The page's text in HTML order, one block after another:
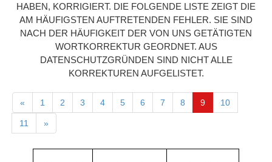
HABEN, KORRIGIERT. DIE FOLGENDE LISTE ZEIGT DIE
AM HÄUFIGSTEN AUFTRETENDEN FEHLER. SIE SIND
NACH DER HÄUFIGKEIT DER VON UNS GETÄTIGTEN
WORTKORREKTUR GEORDNET. AUS
DATENSCHUTZGRÜNDEN SIND NICHT ALLE
KORREKTUREN AUFGELISTET.
« 1 2 3 4 5 6 7 8 9 10
11 »